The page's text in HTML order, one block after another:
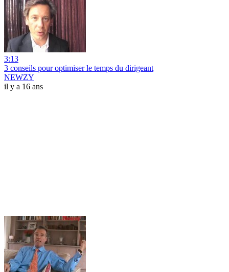
3:13
3 conseils pour optimiser le temps du dirigeant
NEWZY
il y a 16 ans